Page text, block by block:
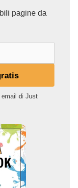
pagine da
di Just